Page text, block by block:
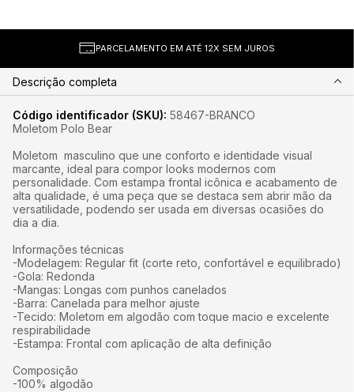
PARCELAMENTO EM ATÉ 12X SEM JUROS
Descrição completa
Código identificador (SKU): 58467-BRANCO
Moletom Polo Bear
Moletom masculino que une conforto e identidade visual
marcante, ideal para compor looks modernos com
personalidade. Com estampa frontal icônica e acabamento de
alta qualidade, é uma peça que se destaca sem abrir mão da
versatilidade, podendo ser usada em diversas ocasiões do
dia a dia.
Informações técnicas
-Modelagem: Regular fit (corte reto, confortável e equilibrado)
-Gola: Redonda
-Mangas: Longas com punhos canelados
-Barra: Canelada para melhor ajuste
-Tecido: Moletom em algodão com toque macio e excelente
respirabilidade
-Estampa: Frontal com aplicação de alta definição
Composição
-100% algodão